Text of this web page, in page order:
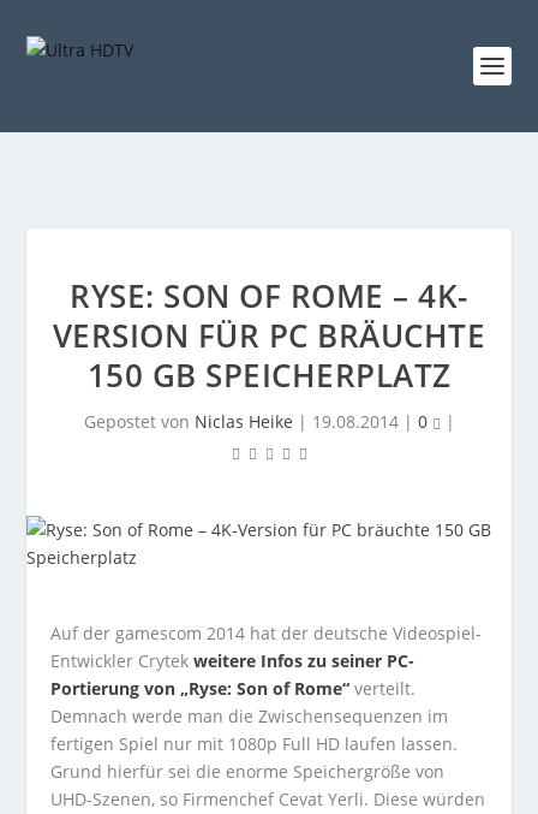
RYSE: SON OF ROME – 4K-
VERSION FÜR PC BRÄUCHTE
150 GB SPEICHERPLATZ
Gepostet von Niclas Heike | 19.08.2014| 0 |
Auf der gamescom 2014 hat der deutsche Videospiel-
Entwickler Crytekweitere Infos zu seiner PC-
Portierung von „Ryse: Son of Rome“ verteilt.
Demnach werde man die Zwischensequenzen im
fertigen Spiel nur mit 1080p Full HD laufen lassen.
Grund hierfür sei die enorme Speichergröße von
UHD-Szenen, so Firmenchef Cevat Yerli. Diese würden